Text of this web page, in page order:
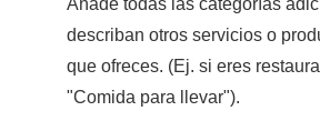
Añade todas las categorías
describan otros servicios o
que ofreces. (Ej. si eres
"Comida para llevar").